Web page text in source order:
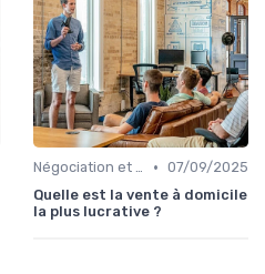
Négociation et persuasion • 07/09/2025
Quelle est la vente à domicile
la plus lucrative ?